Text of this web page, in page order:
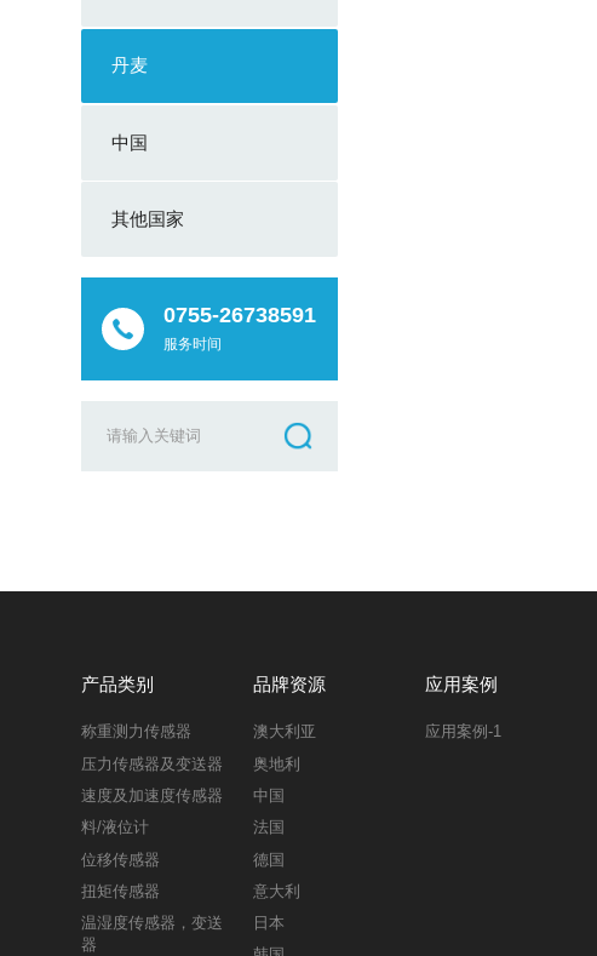
丹麦
中国
其他国家
0755-26738591
服务时间
产品类别
称重测力传感器
压力传感器及变送器
速度及加速度传感器
料/液位计
位移传感器
扭矩传感器
温湿度传感器，变送
器
品牌资源
澳大利亚
奥地利
中国
法国
德国
意大利
日本
应用案例
应用案例-1